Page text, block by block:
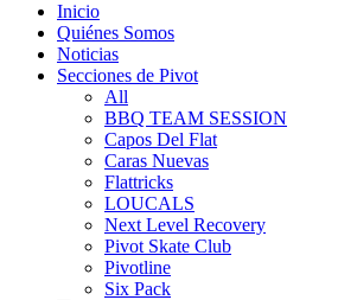
Inicio
Quiénes Somos
Noticias
Secciones de Pivot
All
BBQ TEAM SESSION
Capos Del Flat
Caras Nuevas
Flattricks
LOUCALS
Next Level Recovery
Pivot Skate Club
Pivotline
Six Pack